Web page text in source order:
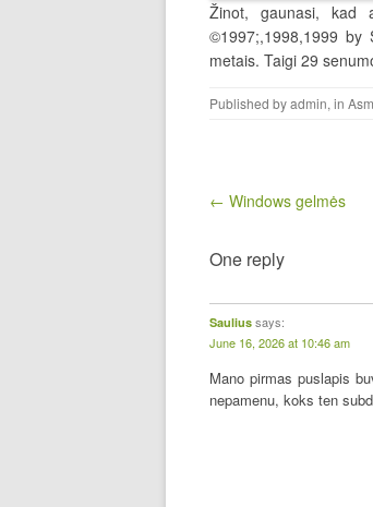
Žinot, gaunasi,
©1997;,1998,1999 by
metais. Taigi 29
Published byadmin, in
Post navigation
← Windows gelmės
One reply
Saulius says:
June 16, 2026 at 10:46 am
Mano pirmas puslapis
nepamenu, koks ten